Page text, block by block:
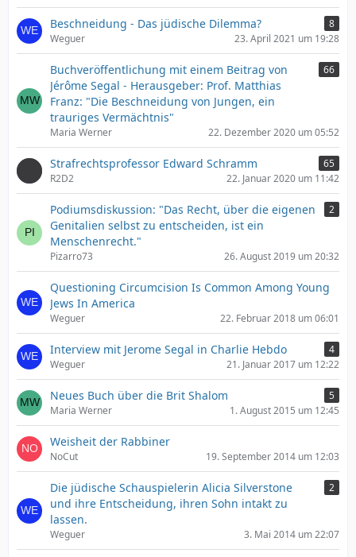
Beschneidung - Das jüdische Dilemma?
8
Weguer
23. April 2021 um 19:28
Buchveröffentlichung mit einem Beitrag von
Jérôme Segal - Herausgeber: Prof. Matthias
Franz: "Die Beschneidung von Jungen, ein
trauriges Vermächtnis"
66
Maria Werner 22. Dezember 2020 um 05:52
Strafrechtsprofessor Edward Schramm
65
R2D2
22. Januar 2020 um 11:42
Podiumsdiskussion: "Das Recht, über die eigenen
Genitalien selbst zu entscheiden, ist ein
Menschenrecht."
2
Pizarro73 26. August 2019 um 20:32
Questioning Circumcision Is Common Among Young
Jews In America
Weguer 22. Februar 2018 um 06:01
Interview mit Jerome Segal in Charlie Hebdo
4
Weguer
21. Januar 2017 um 12:22
Neues Buch über die Brit Shalom
5
Maria Werner
1. August 2015 um 12:45
Weisheit der Rabbiner
NoCut 19. September 2014 um 12:03
Die jüdische Schauspielerin Alicia Silverstone
und ihre Entscheidung, ihren Sohn intakt zu
lassen.
2
Weguer 3. Mai 2014 um 22:07